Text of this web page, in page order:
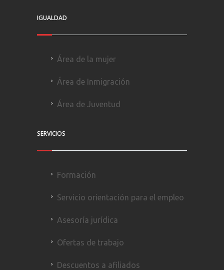
IGUALDAD
Área de la mujer
Área de Inmigración
Área de Juventud
SERVICIOS
Formación
Servicio orientación para el empleo
Asesoría jurídica
Ofertas de trabajo
Descuentos a afiliados